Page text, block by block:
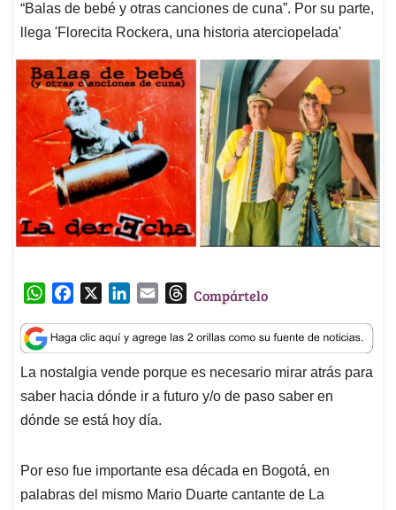
“Balas de bebé y otras canciones de cuna”. Por su parte,
llega 'Florecita Rockera, una historia aterciopelada'
W
a
t
s
A
p
c
e
b
o
o
n
k
e
d
I
a
i
l
T
r
e
a
d
Compártelo
La nostalgia vende porque es necesario mirar atrás para
saber hacia dónde ir a futuro y/o de paso saber en
dónde se está hoy día.
Por eso fue importante esa década en Bogotá, en
palabras del mismo Mario Duarte cantante de La